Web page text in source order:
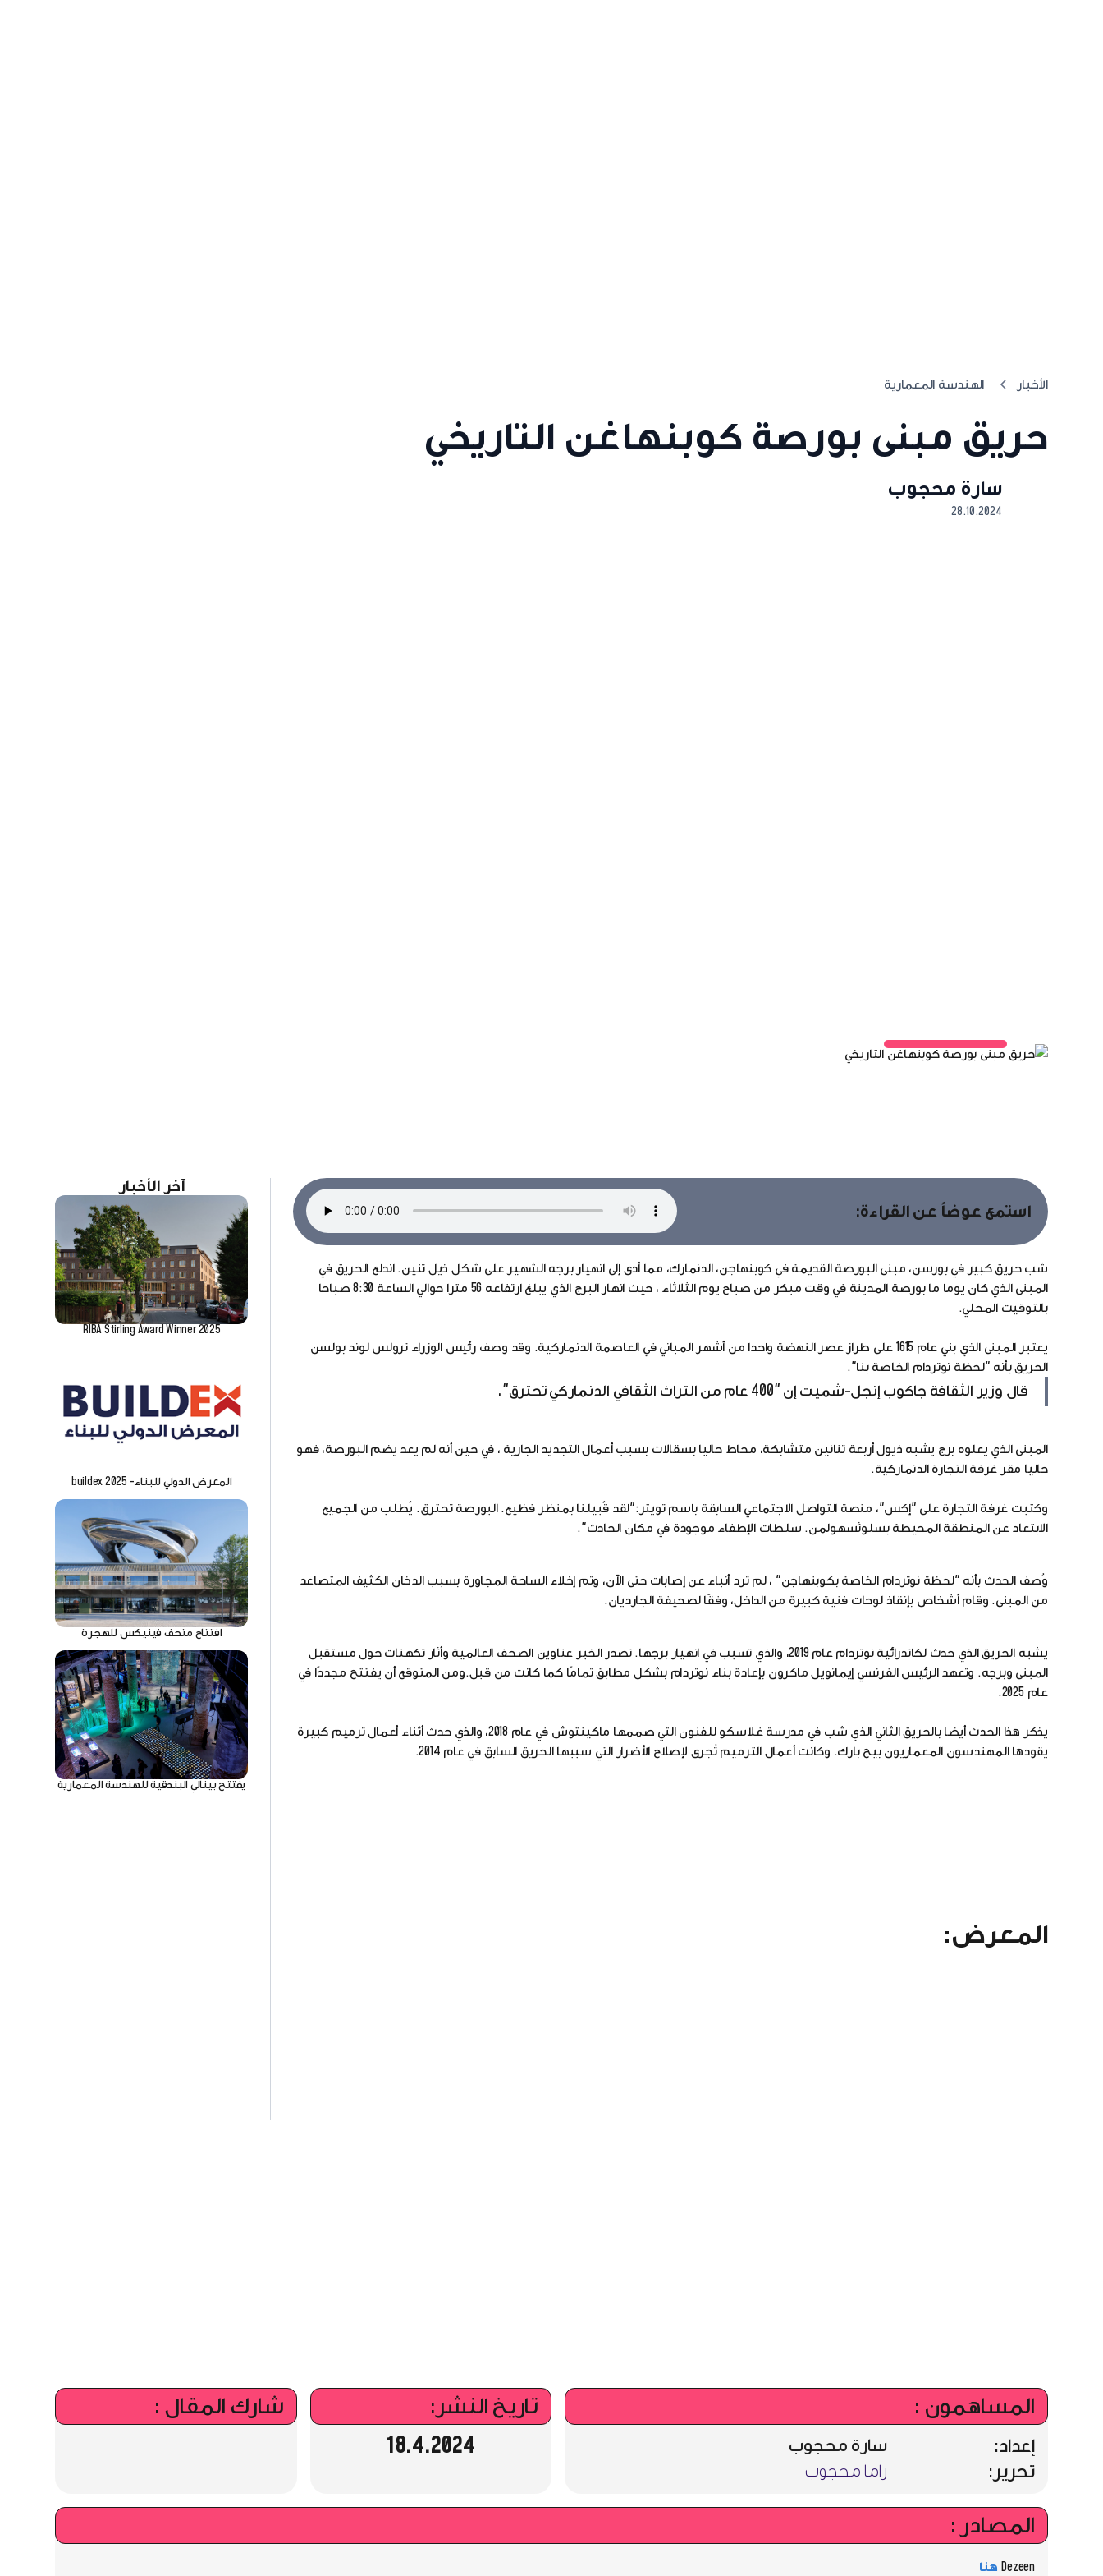
الأخبار الهندسة المعمارية
حريق مبنى بورصة كوبنهاغن التاريخي
سارة محجوب
28.10.2024
استمع عوضاً عن القراءة:
شب حريق كبير في بورسن، مبنى البورصة القديمة في كوبنهاجن، الدنمارك، مما أدى إلى انهيار برجه الشهير على شكل ذيل تنين. اندلع الحريق في
المبنى الذي كان يوما ما بورصة المدينة في وقت مبكر من صباح يوم الثلاثاء ، حيث انهار البرج الذي يبلغ ارتفاعه 56 مترا حوالي الساعة 8:30 صباحا
بالتوقيت المحلي.
يعتبر المبنى الذي بني عام 1615 على طراز عصر النهضة واحدا من أشهر المباني في العاصمة الدنماركية. وقد وصف رئيس الوزراء ترولس لوند بولسن
الحريق بأنه "لحظة نوتردام الخاصة بنا".
قال وزير الثقافة جاكوب إنجل-شميت إن "400 عام من التراث الثقافي الدنماركي تحترق".
المبنى الذي يعلوه برج يشبه ذيول أربعة تنانين متشابكة، محاط حاليا بسقالات بسبب أعمال التجديد الجارية ، في حين أنه لم يعد يضم البورصة، فهو
حاليا مقر غرفة التجارة الدنماركية.
وكتبت غرفة التجارة على "إكس"، منصة التواصل الاجتماعي السابقة باسم تويتر:"لقد قُبيلنا بمنظر فظيع. البورصة تحترق. يُطلب من الجميع
الابتعاد عن المنطقة المحيطة بسلوثسهولمن. سلطات الإطفاء موجودة في مكان الحادث".
وُصف الحدث بأنه "لحظة نوتردام الخاصة بكوبنهاجن" ، لم ترد أنباء عن إصابات حتى الآن، وتم إخلاء الساحة المجاورة بسبب الدخان الكثيف المتصاعد
من المبنى. وقام أشخاص بإنقاذ لوحات فنية كبيرة من الداخل، وفقًا لصحيفة الجارديان.
يشبه الحريق الذي حدث لكاتدرائية نوتردام عام 2019، والذي تسبب في انهيار برجها. تصدر الخبر عناوين الصحف العالمية وأثار تكهنات حول مستقبل
المبنى وبرجه. وتعهد الرئيس الفرنسي إيمانويل ماكرون بإعادة بناء نوتردام بشكل مطابق تمامًا كما كانت من قبل.ومن المتوقع أن يفتتح مجددًا في
عام 2025.
يذكر هذا الحدث أيضا بالحريق الثاني الذي شب في مدرسة غلاسكو للفنون التي صممها ماكينتوش في عام 2018، والذي حدث أثناء أعمال ترميم كبيرة
يقودها المهندسون المعماريون بيج بارك. وكانت أعمال الترميم تُجرى لإصلاح الأضرار التي سببها الحريق السابق في عام 2014.
المعرض:
آخر الأخبار
RIBA Stirling Award Winner 2025
المعرض الدولي للبناء- buildex 2025
افتتاح متحف فينيكس للهجرة
يفتتح بينالي البندقية للهندسة المعمارية
شارك المقال :
تاريخ النشر:
18.4.2024
المساهمون :
سارة محجوب
إعداد:
تحرير:
راما محجوب
المصادر :
Dezeen هنا